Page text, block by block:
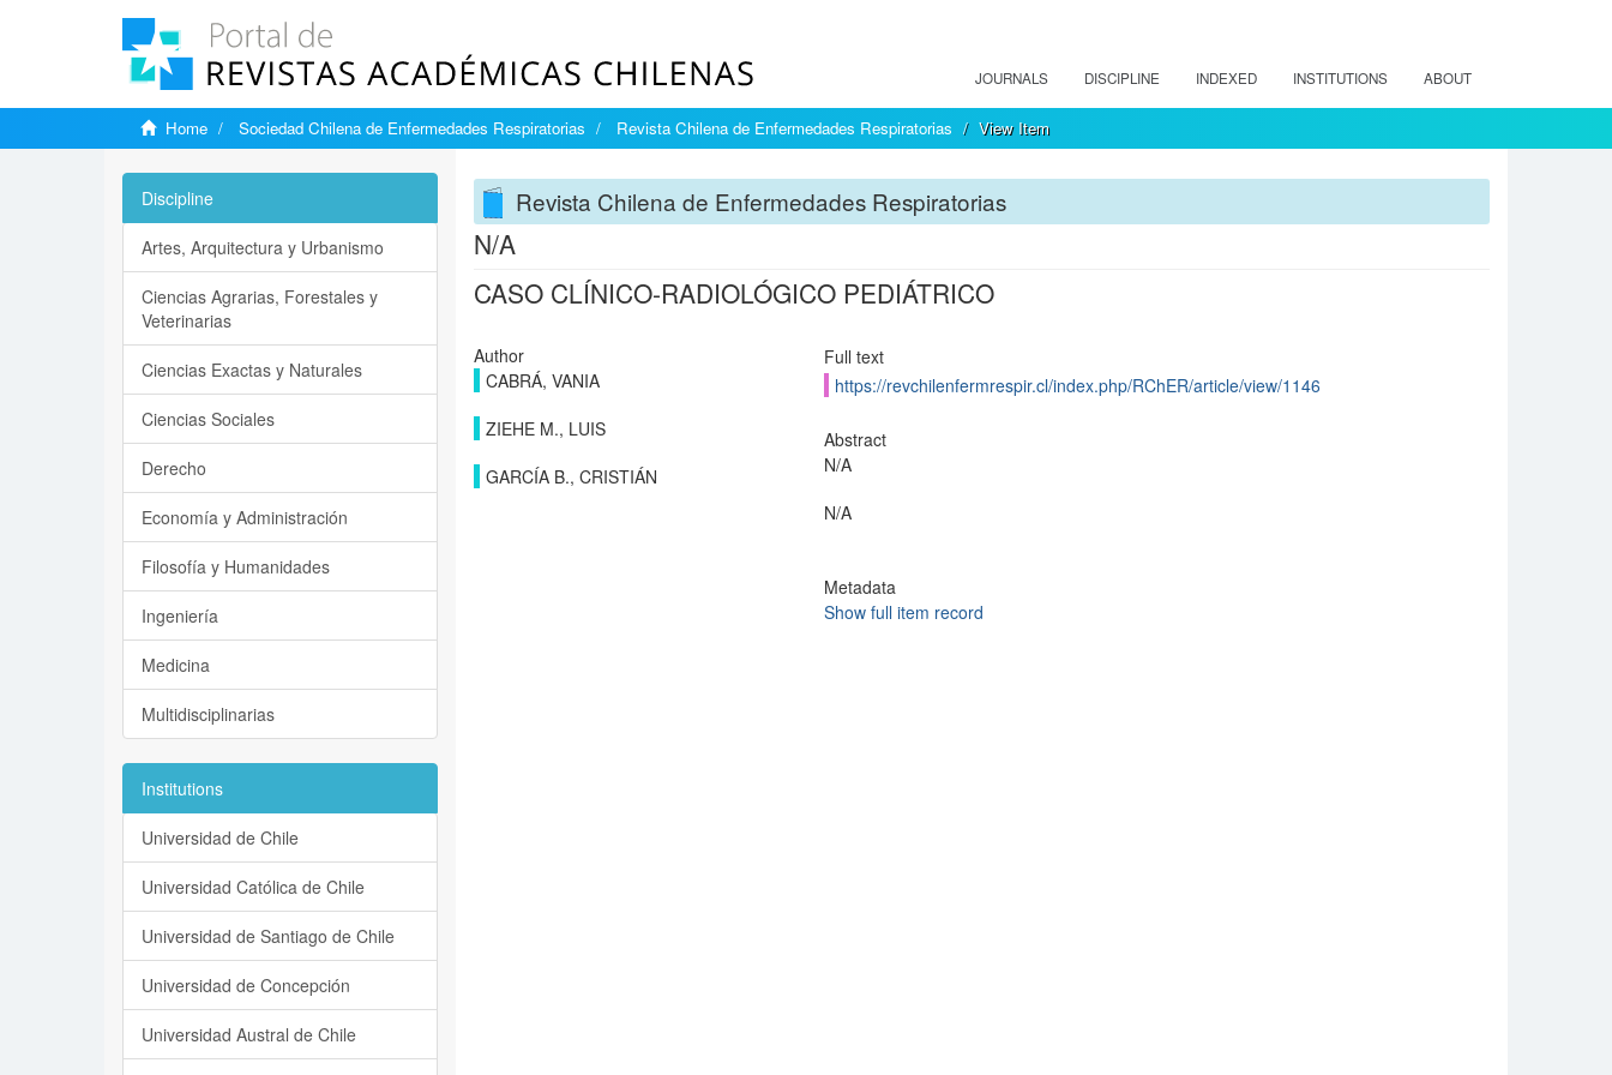
JOURNALS DISCIPLINE INDEXED INSTITUTIONS ABOUT
Home Sociedad Chilena de Enfermedades Respiratorias Revista Chilena de Enfermedades Respiratorias View Item
Revista Chilena de Enfermedades Respiratorias
N/A
CASO CLÍNICO-RADIOLÓGICO PEDIÁTRICO
Author
CABRÁ, VANIA
ZIEHE M., LUIS
GARCÍA B., CRISTIÁN
Full text
https://revchilenfermrespir.cl/index.php/RChER/article/view/1146
Abstract
N/A
N/A
Metadata
Show full item record
Discipline
Artes, Arquitectura y Urbanismo
Ciencias Agrarias, Forestales y
Veterinarias
Ciencias Exactas y Naturales
Ciencias Sociales
Derecho
Economía y Administración
Filosofía y Humanidades
Ingeniería
Medicina
Multidisciplinarias
Institutions
Universidad de Chile
Universidad Católica de Chile
Universidad de Santiago de Chile
Universidad de Concepción
Universidad Austral de Chile